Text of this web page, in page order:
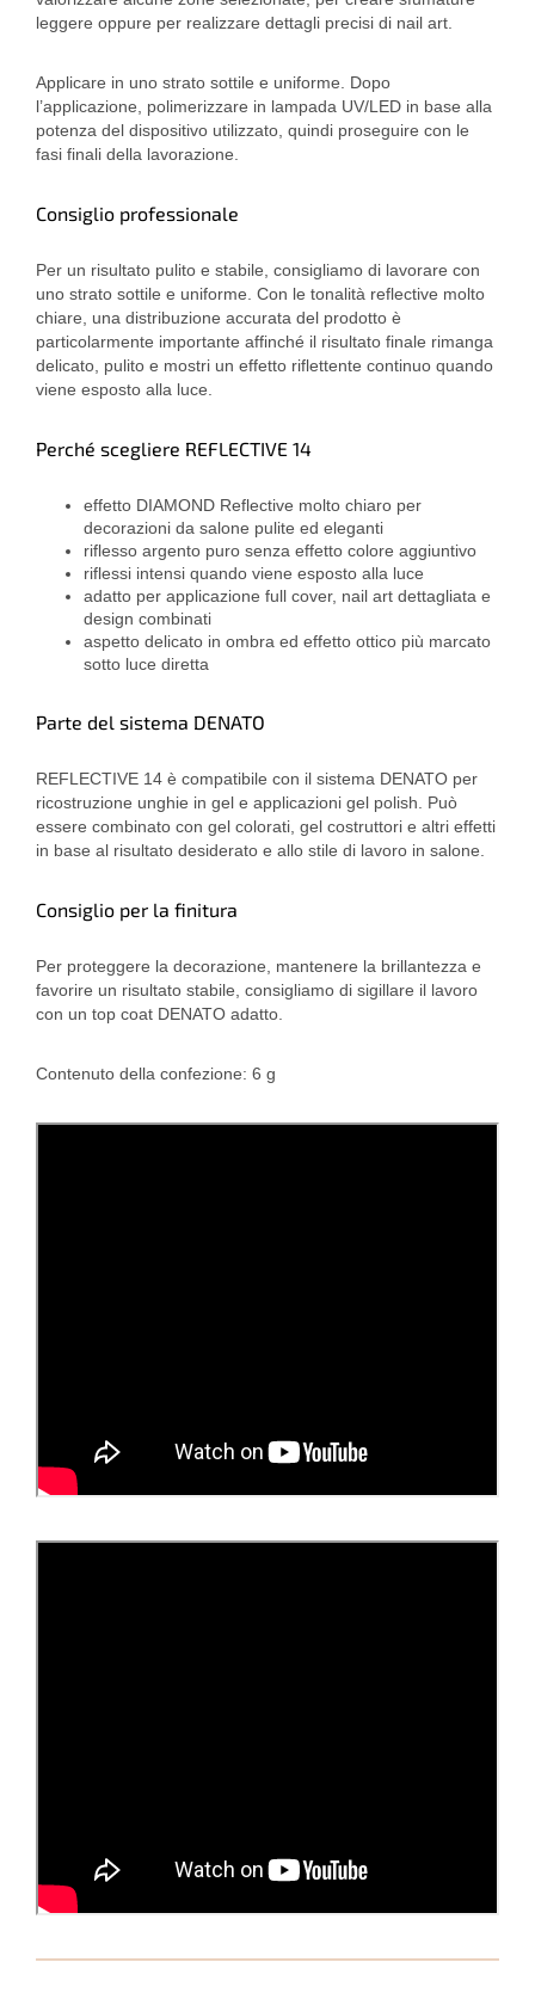
leggere oppure per realizzare dettagli precisi di nail art.
Applicare in uno strato sottile e uniforme. Dopo
l’applicazione, polimerizzare in lampada UV/LED in base alla
potenza del dispositivo utilizzato, quindi proseguire con le
fasi finali della lavorazione.
Consiglio professionale
Per un risultato pulito e stabile, consigliamo di lavorare con
uno strato sottile e uniforme. Con le tonalità reflective molto
chiare, una distribuzione accurata del prodotto è
particolarmente importante affinché il risultato finale rimanga
delicato, pulito e mostri un effetto riflettente continuo quando
viene esposto alla luce.
Perché scegliere REFLECTIVE 14
effetto DIAMOND Reflective molto chiaro per
decorazioni da salone pulite ed eleganti
riflesso argento puro senza effetto colore aggiuntivo
riflessi intensi quando viene esposto alla luce
adatto per applicazione full cover, nail art dettagliata e
design combinati
aspetto delicato in ombra ed effetto ottico più marcato
sotto luce diretta
Parte del sistema DENATO
REFLECTIVE 14 è compatibile con il sistema DENATO per
ricostruzione unghie in gel e applicazioni gel polish. Può
essere combinato con gel colorati, gel costruttori e altri effetti
in base al risultato desiderato e allo stile di lavoro in salone.
Consiglio per la finitura
Per proteggere la decorazione, mantenere la brillantezza e
favorire un risultato stabile, consigliamo di sigillare il lavoro
con un top coat DENATO adatto.
Contenuto della confezione: 6 g